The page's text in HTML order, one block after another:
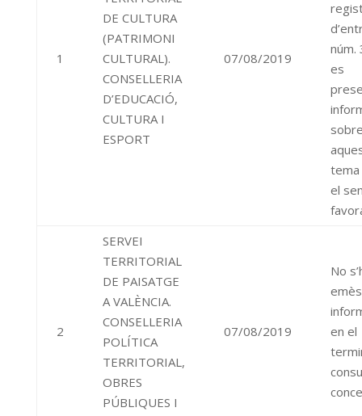
1
DE CULTURA
(PATRIMONI
CULTURAL).
CONSELLERIA
D’EDUCACIÓ,
CULTURA I
ESPORT
07/08/2019
núm.
es
tema
el
2
SERVEI
TERRITORIAL
DE PAISATGE
A VALÈNCIA.
CONSELLERIA
POLÍTICA
TERRITORIAL,
OBRES
PÚBLIQUES I
07/08/2019
No
emès
en el